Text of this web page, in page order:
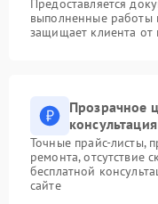
Предоставляется
выполненные работы
защищает клиента от
Прозрачное
консультация
Точные прайс-листы,
ремонта, отсутствие
бесплатной
сайте